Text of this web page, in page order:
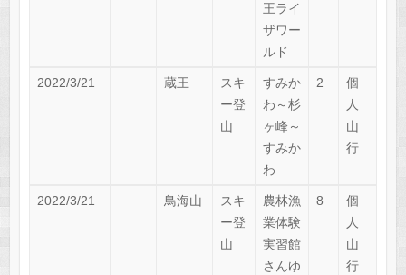
王ライ
ザワー
ルド
2022/3/21 蔵王
スキ
ー登
山
すみか
わ～杉
ヶ峰～
すみか
わ
2
個
人
山
行
2022/3/21 鳥海山
スキ
ー登
山
農林漁
業体験
実習館
さんゆ
8
個
人
山
行